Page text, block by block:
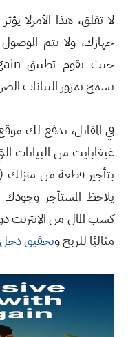
لا تقلق، هذا الأمرلا
جهازك، ولا يتم
يسمح بمرور البيانات
غيغابايت من البيانات
بتأجير قطعة من
يلاحظ المستأجر
كسب المال من
مثاليًا للربح وتحقيق